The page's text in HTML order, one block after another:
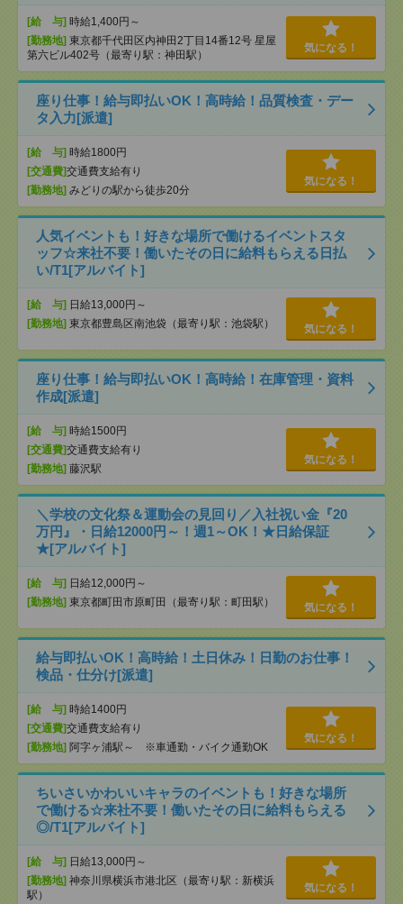
[給 与] 時給1,400円～
[勤務地] 東京都千代田区内神田2丁目14番12号 星屋
第六ビル402号（最寄り駅：神田駅）
気になる！
座り仕事！給与即払いOK！高時給！品質検査・デー
タ入力[派遣]
[給 与] 時給1800円
[交通費]交通費支給有り
[勤務地] みどりの駅から徒歩20分
気になる！
人気イベントも！好きな場所で働けるイベントスタ
ッフ☆来社不要！働いたその日に給料もらえる日払
い/T1[アルバイト]
[給 与] 日給13,000円～
[勤務地] 東京都豊島区南池袋（最寄り駅：池袋駅） 気になる！
座り仕事！給与即払いOK！高時給！在庫管理・資料
作成[派遣]
[給 与] 時給1500円
[交通費]交通費支給有り
[勤務地] 藤沢駅
気になる！
＼学校の文化祭＆運動会の見回り／入社祝い金『20
万円』・日給12000円～！週1～OK！★日給保証
★[アルバイト]
[給 与] 日給12,000円～
[勤務地] 東京都町田市原町田（最寄り駅：町田駅） 気になる！
給与即払いOK！高時給！土日休み！日勤のお仕事！
検品・仕分け[派遣]
[給 与] 時給1400円
[交通費]交通費支給有り
[勤務地] 阿字ヶ浦駅～ ※車通勤・バイク通勤OK
気になる！
ちいさいかわいいキャラのイベントも！好きな場所
で働ける☆来社不要！働いたその日に給料もらえる
◎/T1[アルバイト]
[給 与] 日給13,000円～
[勤務地] 神奈川県横浜市港北区（最寄り駅：新横浜
駅）
気になる！